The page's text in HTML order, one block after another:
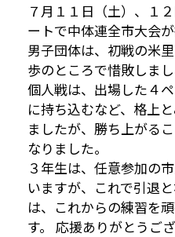
７月１１日（土）、１
ートで中体連全市大会が
男子団体は、初戦の米
歩のところで惜敗しまし
個人戦は、出場した４
に持ち込むなど、格上
ましたが、勝ち上がる
なりました。
３年生は、任意参加の
いますが、これで引退
は、これからの練習を
す。 応援ありがとうご